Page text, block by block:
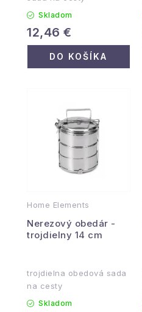
Skladom
12,46 €
DO KOŠÍKA
Home Elements
Nerezový obedár -
trojdielny 14 cm
trojdielna obedová sada
na cesty
Skladom